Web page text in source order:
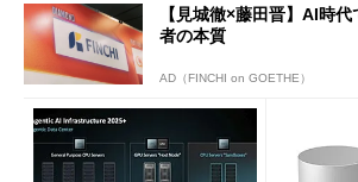
【見城徹×藤田晋】AI時
者の本質
AD（FINCHI on GOETHE）